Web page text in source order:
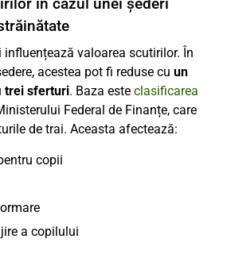
în cazul unei șederi
valoarea scutirilor. În
acestea pot fi reduse cu un
trei sferturi. Baza este clasificarea
Federal de Finanțe, care
de trai. Aceasta afectează:
copii
a copilului